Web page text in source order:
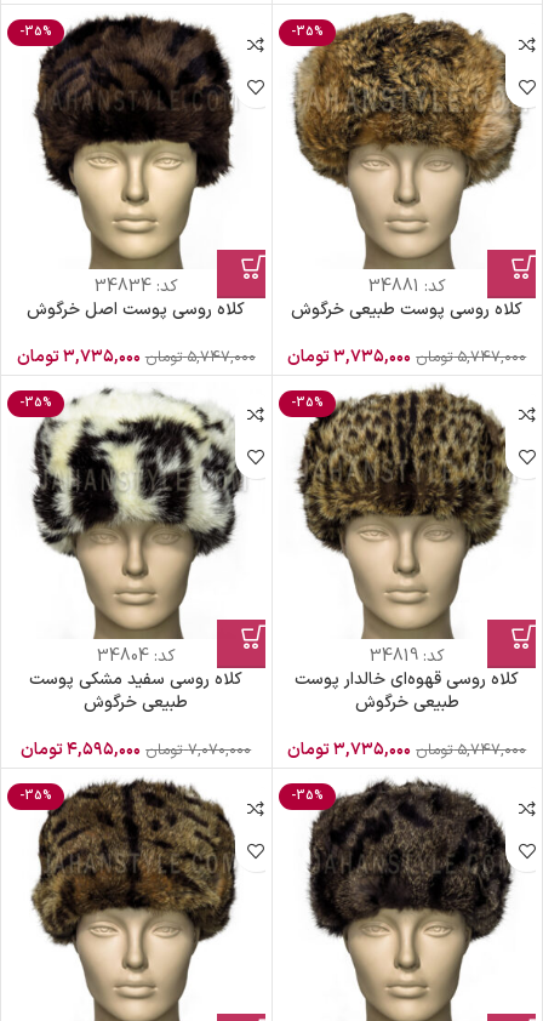
-35%
کد: 34881
کلاه روسی پوست طبیعی خرگوش
۵,۷۴۷,۰۰۰ تومان ۳,۷۳۵,۰۰۰تومان
-35%
کد:34834
کلاه روسی پوست اصل خرگوش
۵,۷۴۷,۰۰۰ تومان ۳,۷۳۵,۰۰۰تومان
-35%
کد:34819
کلاه روسی قهوه‌ای خالدار پوست
طبیعی خرگوش
۵,۷۴۷,۰۰۰ تومان ۳,۷۳۵,۰۰۰تومان
-35%
کد:34804
کلاه روسی سفید مشکی پوست
طبیعی خرگوش
۷,۰۷۰,۰۰۰ تومان ۴,۵۹۵,۰۰۰تومان
-35%
-35%